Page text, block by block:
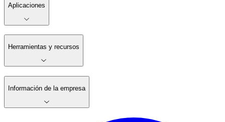
Aplicaciones
Herramientas y recursos
Información de la empresa